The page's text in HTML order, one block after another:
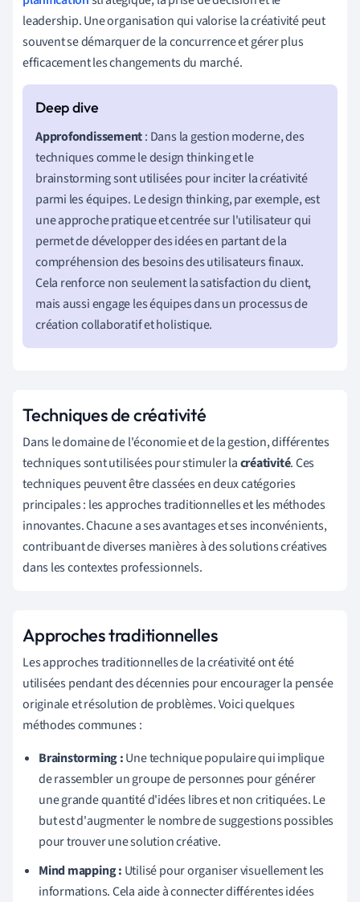
leadership. Une organisation qui valorise la créativité peut
souvent se démarquer de la concurrence et gérer plus
efficacement les changements du marché.
Approfondissement: Dans la gestion moderne, des
techniques comme le design thinking et le
brainstorming sont utilisées pour inciter la créativité
parmi les équipes. Le design thinking, par exemple, est
une approche pratique et centrée sur l'utilisateur qui
permet de développer des idées en partant de la
compréhension des besoins des utilisateurs finaux.
Cela renforce non seulement la satisfaction du client,
mais aussi engage les équipes dans un processus de
création collaboratif et holistique.
Techniques de créativité
Dans le domaine de l'économie et de la gestion, différentes
techniques sont utilisées pour stimuler lacréativité. Ces
techniques peuvent être classées en deux catégories
principales : les approches traditionnelles et les méthodes
innovantes. Chacune a ses avantages et ses inconvénients,
contribuant de diverses manières à des solutions créatives
dans les contextes professionnels.
Approches traditionnelles
Les approches traditionnelles de la créativité ont été
utilisées pendant des décennies pour encourager la pensée
originale et résolution de problèmes. Voici quelques
méthodes communes :
Brainstorming :Une technique populaire qui implique
de rassembler un groupe de personnes pour générer
une grande quantité d'idées libres et non critiquées. Le
but est d'augmenter le nombre de suggestions possibles
pour trouver une solution créative.
Mind mapping : Utilisé pour organiser visuellement les
informations. Cela aide à connecter différentes idées